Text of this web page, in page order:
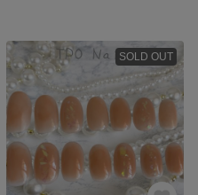
SOLD OUT